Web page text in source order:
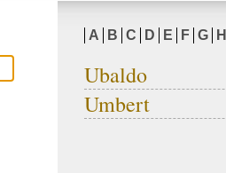
A B C D E F G H
Ubaldo
Umbert